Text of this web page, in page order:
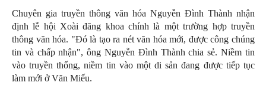
Chuyên gia truyền thông văn hóa Nguyễn Đình Thành nhận
định lễ hội Xoài đăng khoa chính là một trường hợp truyền
thông văn hóa. "Đó là tạo ra nét văn hóa mới, được công chúng
tin và chấp nhận", ông Nguyễn Đình Thành chia sẻ. Niềm tin
vào truyền thống, niềm tin vào một di sản đang được tiếp tục
làm mới ở Văn Miếu.